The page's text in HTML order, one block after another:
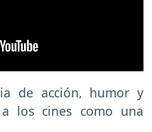
de acción, humor y
los cines como una